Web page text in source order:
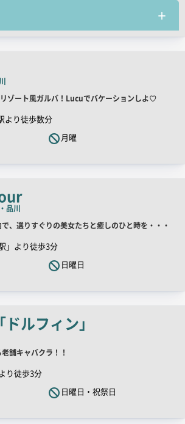
ゾート風ガルバ！Lucuでバケーションしよ♡
より徒歩数分
月曜
品川
、選りすぐりの美女たちと癒しのひと時を・・・
」より徒歩3分
日曜日
ルフィン」
舗キャバクラ！！
り徒歩3分
日曜日・祝祭日